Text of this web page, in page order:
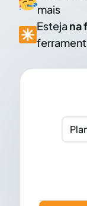
mais
Esteja na